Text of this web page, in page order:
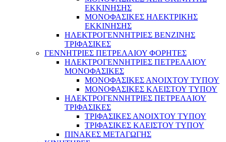
ΕΚΚΙΝΗΣΗΣ
ΜΟΝΟΦΑΣΙΚΕΣ ΗΛΕΚΤΡΙΚΗΣ
ΕΚΚΙΝΗΣΗΣ
ΗΛΕΚΤΡΟΓΕΝΝΗΤΡΙΕΣ ΒΕΝΖΙΝΗΣ
ΤΡΙΦΑΣΙΚΕΣ
ΓΕΝΝΗΤΡΙΕΣ ΠΕΤΡΕΛΑΙΟΥ ΦΟΡΗΤΕΣ
ΗΛΕΚΤΡΟΓΕΝΝΗΤΡΙΕΣ ΠΕΤΡΕΛΑΙΟΥ
ΜΟΝΟΦΑΣΙΚΕΣ
ΜΟΝΟΦΑΣΙΚΕΣ ΑΝΟΙΧΤΟΥ ΤΥΠΟΥ
ΜΟΝΟΦΑΣΙΚΕΣ ΚΛΕΙΣΤΟΥ ΤΥΠΟΥ
ΗΛΕΚΤΡΟΓΕΝΝΗΤΡΙΕΣ ΠΕΤΡΕΛΑΙΟΥ
ΤΡΙΦΑΣΙΚΕΣ
ΤΡΙΦΑΣΙΚΕΣ ΑΝΟΙΧΤΟΥ ΤΥΠΟΥ
ΤΡΙΦΑΣΙΚΕΣ ΚΛΕΙΣΤΟΥ ΤΥΠΟΥ
ΠΙΝΑΚΕΣ ΜΕΤΑΓΩΓΗΣ